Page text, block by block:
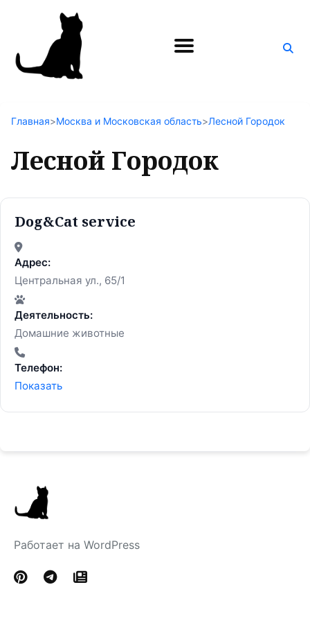
Поиск
Главная>Москва и Московская область>Лесной Городок
Лесной Городок
Dog&Cat service
Адрес:
Центральная ул., 65/1
Деятельность:
Домашние животные
Телефон:
Показать
Работает на WordPress